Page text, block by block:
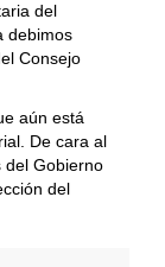
del
debimos
Consejo
aún está
De cara al
del Gobierno
del